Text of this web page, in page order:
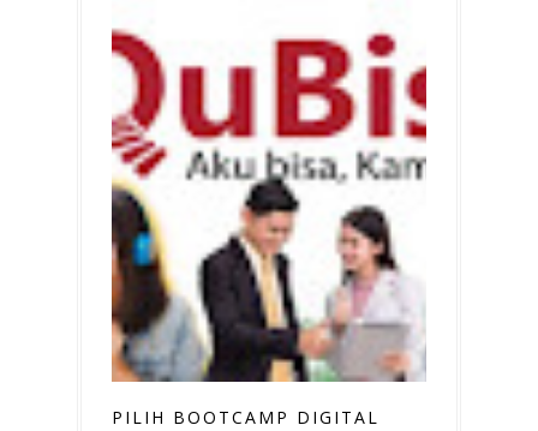
PILIH BOOTCAMP DIGITAL